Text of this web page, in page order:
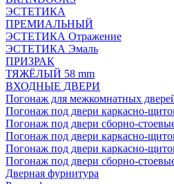
ЭСТЕТИКА
ПРЕМИАЛЬНЫЙ
ЭСТЕТИКА Отражение
ЭСТЕТИКА Эмаль
ПРИЗРАК
ТЯЖЁЛЫЙ 58 mm
ВХОДНЫЕ ДВЕРИ
Погонаж для межкомнатных
Погонаж под двери каркасно-
Погонаж под двери сборно-
Погонаж под двери каркасно-
Погонаж под двери каркасно-
Погонаж под двери сборно-
Дверная фурнитура